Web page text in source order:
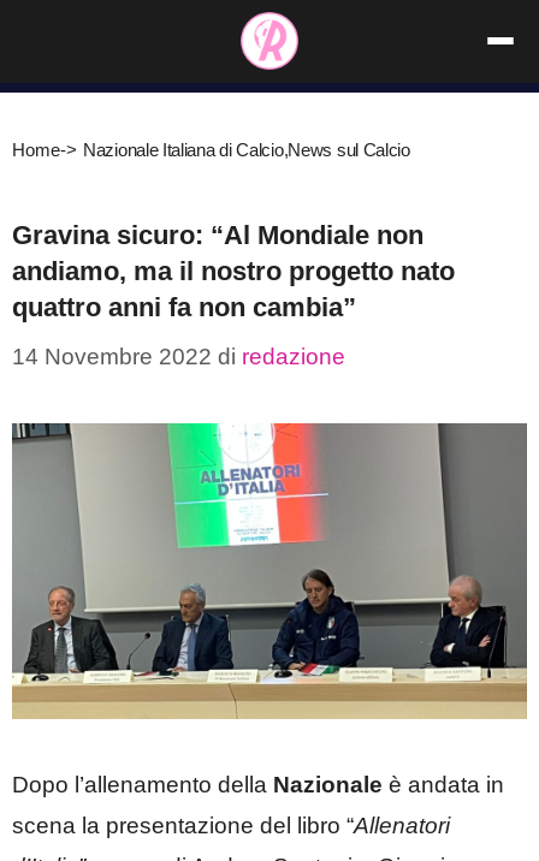
contenuto
Home-> Nazionale Italiana di Calcio,News sul Calcio
Gravina sicuro: “Al Mondiale non
andiamo, ma il nostro progetto nato
quattro anni fa non cambia”
14 Novembre 2022 di redazione
Dopo l’allenamento della Nazionale è andata in
scena la presentazione del libro “Allenatori